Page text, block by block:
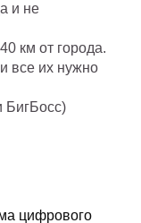
и не
км от города.
все их нужно
БигБосс)
цифрового